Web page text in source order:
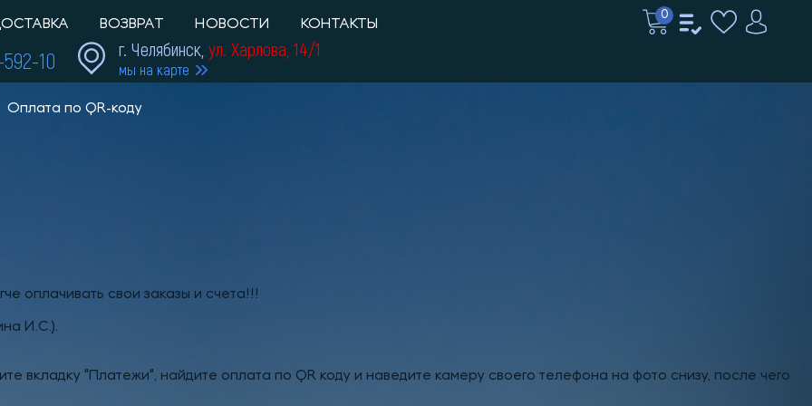
ВОЗВРАТ НОВОСТИ КОНТАКТЫ
0
592-10 г. Челябинск, ул. Харлова, 14/1
мы на карте
Оплата по QR-коду
оплачивать свои заказы и счета!!!
И.С.).
вкладку "Платежи", найдите оплата по QR коду и наведите камеру своего телефона на фото снизу, после чего